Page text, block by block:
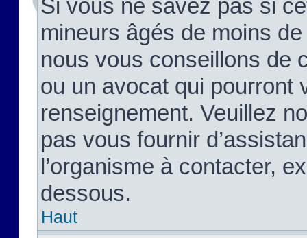
Si vous ne savez pas si
mineurs âgés de moins
nous vous conseillons de
ou un avocat qui pourront
renseignement. Veuillez
pas vous fournir
l’organisme à contacter,
dessous.
Haut